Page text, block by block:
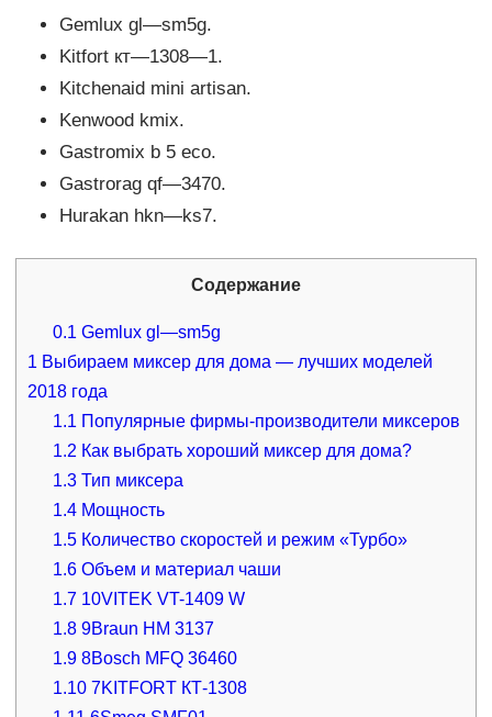
Gemlux gl—sm5g.
Kitfort кт—1308—1.
Kitchenaid mini artisan.
Kenwood kmix.
Gastromix b 5 eco.
Gastrorag qf—3470.
Hurakan hkn—ks7.
Содержание
0.1 Gemlux gl—sm5g
1 Выбираем миксер для дома — лучших моделей
2018 года
1.1 Популярные фирмы-производители миксеров
1.2 Как выбрать хороший миксер для дома?
1.3 Тип миксера
1.4 Мощность
1.5 Количество скоростей и режим «Турбо»
1.6 Объем и материал чаши
1.7 10VITEK VT-1409 W
1.8 9Braun HM 3137
1.9 8Bosch MFQ 36460
1.10 7KITFORT КТ-1308